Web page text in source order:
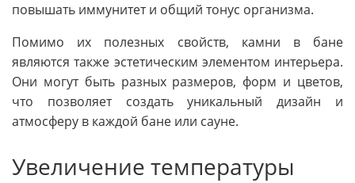
повышать иммунитет и общий тонус организма.
Помимо их полезных свойств, камни в бане
являются также эстетическим элементом интерьера.
Они могут быть разных размеров, форм и цветов,
что позволяет создать уникальный дизайн и
атмосферу в каждой бане или сауне.
Увеличение температуры